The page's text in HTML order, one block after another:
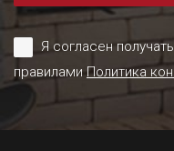
Я согласен
правиламиПолитика